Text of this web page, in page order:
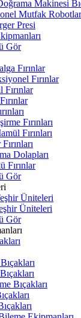
Makinesi
Mutfak
Presi
Gör
Fırınlar
Fırınlar
Fırınlar
Fırınları
Fırınları
Dolapları
Fırınlar
Gör
Üniteleri
Üniteleri
Gör
Bıçakları